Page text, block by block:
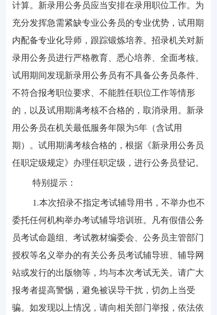
计算。新录用公务员应当安排在录用职位工作。为
充分发挥急需紧缺专业公务员的专业优势，试用期
内配备专业化导师，跟踪锻炼培养。招录机关对新
录用公务员进行严格教育、悉心培养、全面考核。
试用期间发现新录用公务员有不具备公务员条件、
不符合报考职位要求、不能胜任职位工作等情形
的，以及试用期满考核不合格的，取消录用。新录
用公务员在机关最低服务年限为5年（含试用
期）。 试用期满考核合格的，根据《新录用公务员
任职定级规定》 办理任职定级，进行公务员登记。
特别提示：
1.本次招录不指定考试辅导用书，不举办也不
委托任何机构举办考试辅导培训班。凡有假借公务
员考试命题组、考试教材编委会、公务员主管部门
授权等名义举办的有关公务员考试辅导班、辅导网
站或发行的出版物等，均与本次考试无关。请广大
报考者提高警惕，避免被误导干扰，切勿上当受
骗。如发现以上情况，请向相关部门举报，依法依